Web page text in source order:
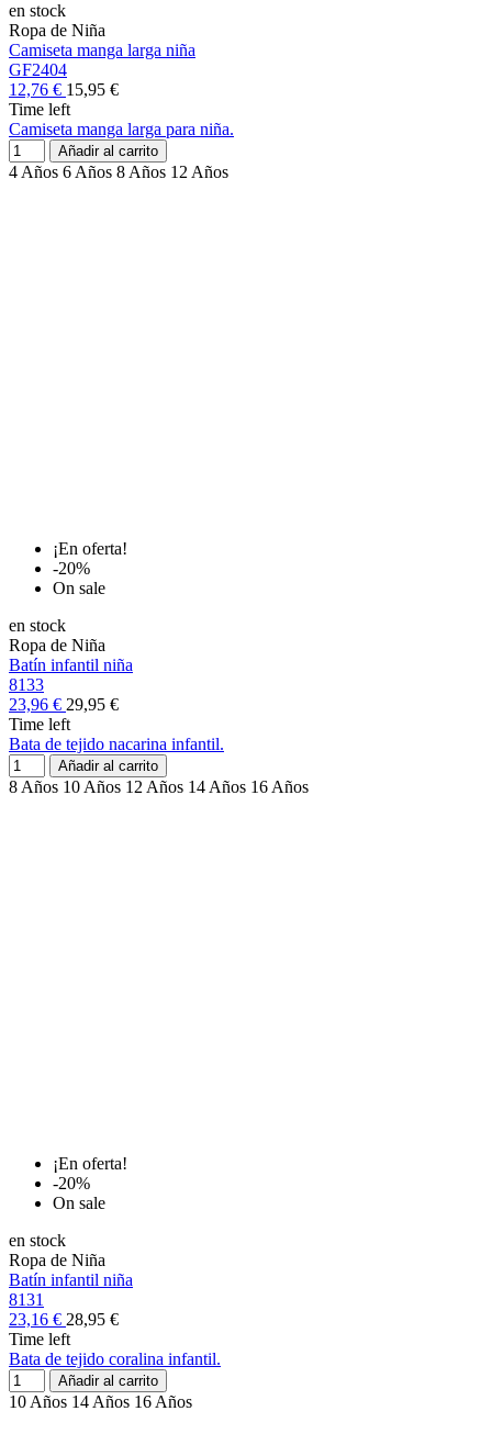
en stock
Ropa de Niña
Camiseta manga larga niña
GF2404
12,76 € 15,95 €
Time left
Camiseta manga larga para niña.
Añadir al carrito
4 Años 6 Años 8 Años 12 Años
¡En oferta!
-20%
On sale
en stock
Ropa de Niña
Batín infantil niña
8133
23,96 € 29,95 €
Time left
Bata de tejido nacarina infantil.
Añadir al carrito
8 Años 10 Años 12 Años 14 Años 16 Años
¡En oferta!
-20%
On sale
en stock
Ropa de Niña
Batín infantil niña
8131
23,16 € 28,95 €
Time left
Bata de tejido coralina infantil.
Añadir al carrito
10 Años 14 Años 16 Años